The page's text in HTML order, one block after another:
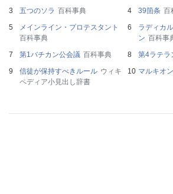
五つのソラ 百科事典 39箇条 百
メインライン・プロテスタント
百科事典
ラディカ
ン 百科事
第1バチカン公会議 百科事典 第4ラテラ
信徒が保持すべきルール ウィキ
ペディア小見出し辞書
マルキオン